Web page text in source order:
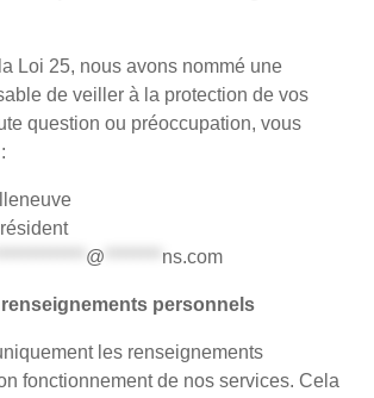
Loi 25, nous avons nommé une
de veiller à la protection de vos
question ou préoccupation, vous
@ ns.com
personnels
les renseignements
fonctionnement de nos services. Cela